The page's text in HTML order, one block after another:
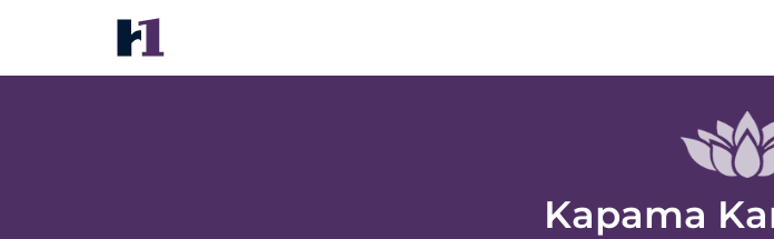
Kapama
Kapama Karula
Priser